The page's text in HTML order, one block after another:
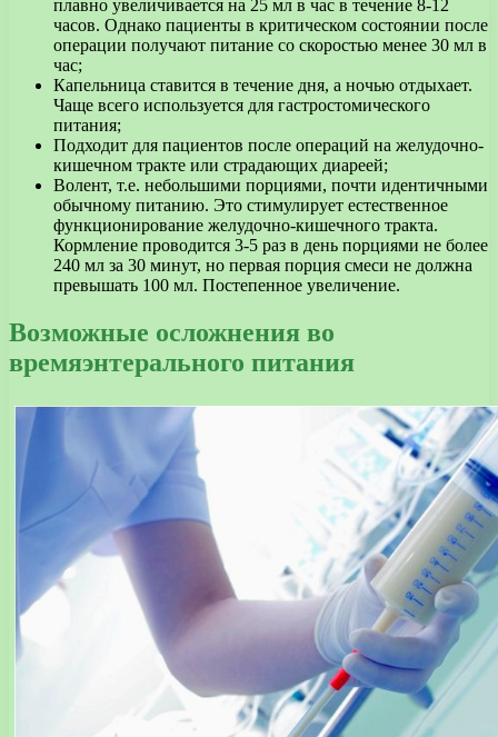
плавно увеличивается на 25 мл в час в течение 8-12
часов. Однако пациенты в критическом состоянии после
операции получают питание со скоростью менее 30 мл в
час;
Капельница ставится в течение дня, а ночью отдыхает.
Чаще всего используется для гастростомического
питания;
Подходит для пациентов после операций на желудочно-
кишечном тракте или страдающих диареей;
Волент, т.е. небольшими порциями, почти идентичными
обычному питанию. Это стимулирует естественное
функционирование желудочно-кишечного тракта.
Кормление проводится 3-5 раз в день порциями не более
240 мл за 30 минут, но первая порция смеси не должна
превышать 100 мл. Постепенное увеличение.
Возможные осложнения во
времяэнтерального питания